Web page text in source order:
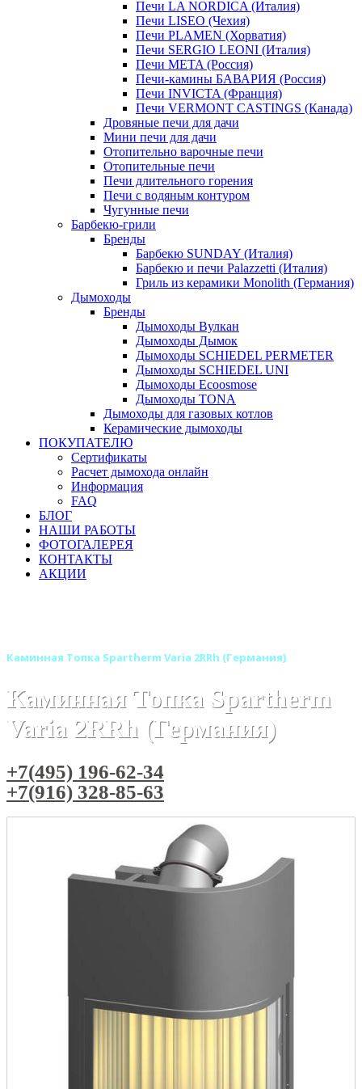
Печи LA NORDICA (Италия)
Печи LISEO (Чехия)
Печи PLAMEN (Хорватия)
Печи SERGIO LEONI (Италия)
Печи META (Россия)
Печи-камины БАВАРИЯ (Россия)
Печи INVICTA (Франция)
Печи VERMONT CASTINGS (Канада)
Дровяные печи для дачи
Мини печи для дачи
Отопительно варочные печи
Отопительные печи
Печи длительного горения
Печи с водяным контуром
Чугунные печи
Барбекю-грили
Бренды
Барбекю SUNDAY (Италия)
Барбекю и печи Palazzetti (Италия)
Гриль из керамики Monolith (Германия)
Дымоходы
Бренды
Дымоходы Вулкан
Дымоходы Дымок
Дымоходы SCHIEDEL PERMETER
Дымоходы SCHIEDEL UNI
Дымоходы Ecoosmose
Дымоходы TONA
Дымоходы для газовых котлов
Керамические дымоходы
ПОКУПАТЕЛЮ
Сертификаты
Расчет дымохода онлайн
Информация
FAQ
БЛОГ
НАШИ РАБОТЫ
ФОТОГАЛЕРЕЯ
КОНТАКТЫ
АКЦИИ
Каминная Топка Spartherm Varia 2RRh (Германия)
Каминная Топка Spartherm
Varia 2RRh (Германия)
+7(495) 196-62-34
+7(916) 328-85-63